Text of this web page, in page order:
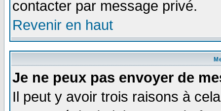
contacter par message privé.
Revenir en haut
Je ne peux pas envoyer de
Il peut y avoir trois raisons à